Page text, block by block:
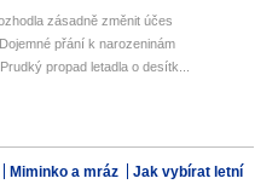
zásadně změnit účes
přání k narozeninám
propad letadla o desítk...
Miminko a mráz
Jak vybírat letní